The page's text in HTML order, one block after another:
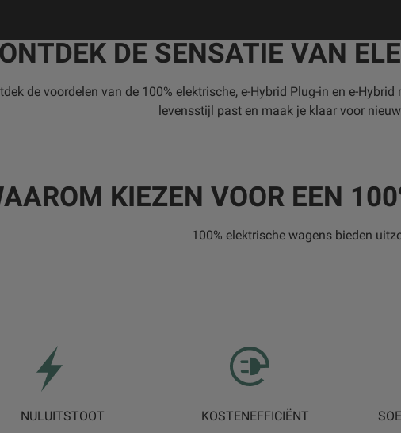
ONTDEK DE SENSATIE VAN
de voordelen van de 100% elektrische, e-Hybrid Plug-in en e-
levensstijl past en maak je klaar voor
KIEZEN VOOR EEN
100% elektrische wagens bieden
NULUITSTOOT
KOSTENEFFICIËNT